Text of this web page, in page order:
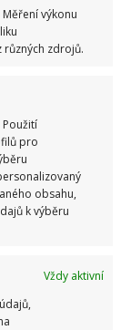
výkonu
zdrojů.
pro
obsahu,
k výběru
Vždy aktivní
o jakou
z kuchyně
a měla by ve
měla
podle
abyste
ale o to,